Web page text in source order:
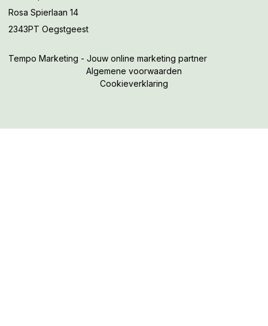
Rosa Spierlaan 14
2343PT Oegstgeest
Tempo Marketing - Jouw online marketing partner
Algemene voorwaarden
Cookieverklaring